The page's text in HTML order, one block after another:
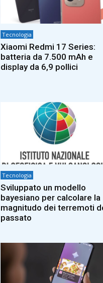
Tecnologia
Xiaomi Redmi 17 Series:
batteria da 7.500 mAh e
display da 6,9 pollici
Tecnologia
Sviluppato un modello
bayesiano per calcolare la
magnitudo dei terremoti
passato